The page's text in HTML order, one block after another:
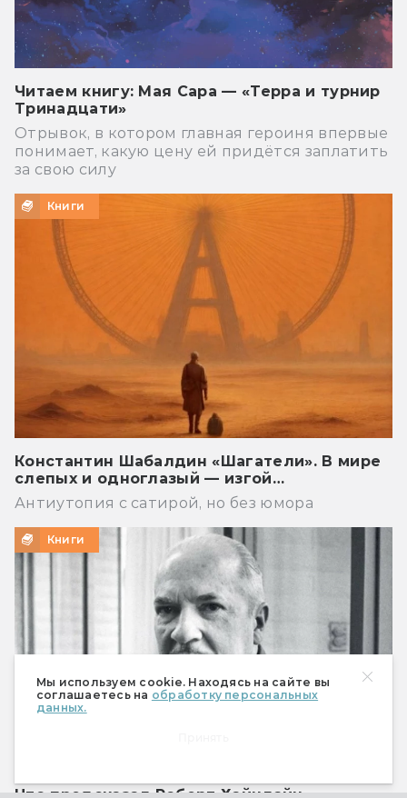
Мы используем cookie. Находясь на сайте вы
соглашаетесь на обработку персональных
данных.
Читаем книгу: Мая Сара — «Терра и турнир
Тринадцати»
Отрывок, в котором главная героиня впервые
понимает, какую цену ей придётся заплатить
за свою силу
Книги
Константин Шабалдин «Шагатели». В мире
слепых и одноглазый — изгой…
Антиутопия с сатирой, но без юмора
Книги